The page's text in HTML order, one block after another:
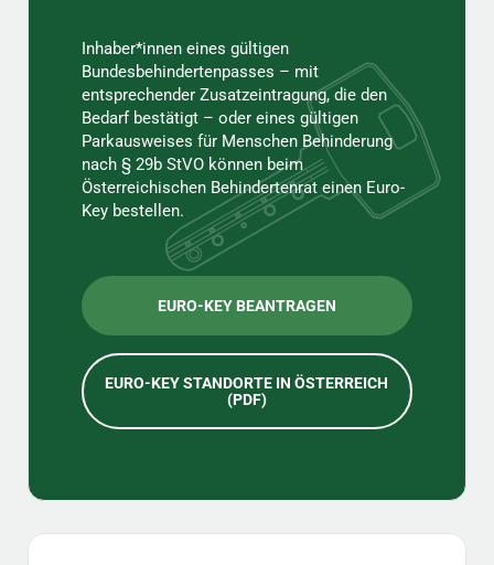
Inhaber*innen eines gültigen
Bundesbehindertenpasses – mit
entsprechender Zusatzeintragung, die den
Bedarf bestätigt – oder eines gültigen
Parkausweises für Menschen Behinderung
nach § 29b StVO können beim
Österreichischen Behindertenrat einen Euro-
Key bestellen.
EURO-KEY BEANTRAGEN
EURO-KEY STANDORTE IN ÖSTERREICH
(PDF)